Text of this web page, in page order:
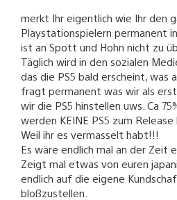
merkt Ihr eigentlich wie Ihr den
Playstationspielern permanent
ist an Spott und Hohn nicht zu
Täglich wird in den sozialen
das die PS5 bald erscheint, was
fragt permanent was wir als
wir die PS5 hinstellen uws. Ca
werden KEINE PS5 zum
Weil ihr es vermasselt habt!!!
Es wäre endlich mal an der Zeit
Zeigt mal etwas von euren
endlich auf die eigene
bloßzustellen.